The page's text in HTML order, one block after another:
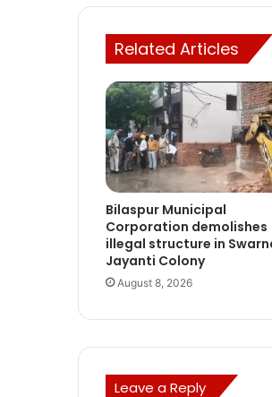
Related Articles
Bilaspur Municipal
Corporation demolishes
illegal structure in
Jayanti Colony
August 8, 2026
Leave a Reply